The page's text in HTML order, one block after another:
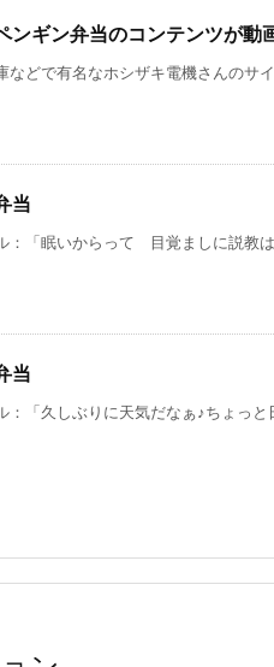
ンギン弁当のコンテンツが動
などで有名なホシザキ電機さんのサ
当
：「眠いからって 目覚ましに説教
当
：「久しぶりに天気だなぁ♪ちょっ